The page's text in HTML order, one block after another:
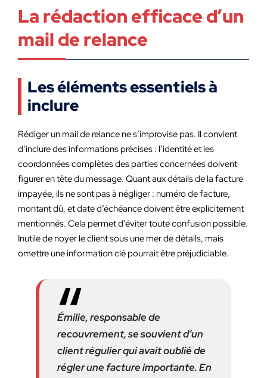
La rédaction efficace d’un
mail de relance
Les éléments essentiels à
inclure
Rédiger un mail de relance ne s’improvise pas. Il convient
d’inclure des informations précises : l’identité et les
coordonnées complètes des parties concernées doivent
figurer en tête du message. Quant aux détails de la facture
impayée, ils ne sont pas à négliger : numéro de facture,
montant dû, et date d’échéance doivent être explicitement
mentionnés. Cela permet d’éviter toute confusion possible.
Inutile de noyer le client sous une mer de détails, mais
omettre une information clé pourrait être préjudiciable.
Émilie, responsable de
recouvrement, se souvient d’un
client régulier qui avait oublié de
régler une facture importante. En